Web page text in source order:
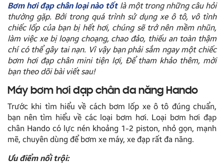
Bơm hơi đạp chân loại nào tốtlà một trong những câu hỏi
thường gặp. Bởi trong quá trình sử dụng xe ô tô, vô tình
chiếc lốp của bạn bị hết hơi, chúng sẽ trở nên mềm nhũn,
làm việc xe bị loạng choạng, chao đảo, thiếu an toàn thậm
chí có thể gây tai nạn. Vì vậy bạn phải sắm ngay một chiếc
bơm hơi đạp chân mini tiện lợi, Để tham khảo thêm, mời
bạn theo dõi bài viết sau!
Máy bơm hơi đạp chân đa năng Hando
Trước khi tìm hiểu về cách bơm lốp xe ô tô đúng chuẩn,
bạn nên tìm hiểu về các loại bơm hơi. Loại bơm hơi đạp
chân Hando có lực nén khoảng 1-2 piston, nhỏ gọn, mạnh
mẽ, chuyên dùng để bơm xe máy, xe đạp rất đa năng.
Ưu điểm nổi trội: